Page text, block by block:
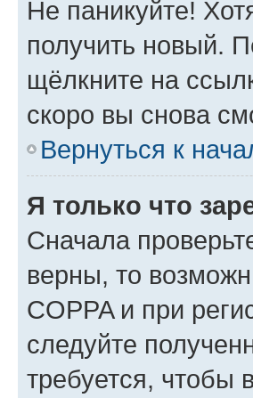
Не паникуйте!
получить новый.
щёлкните на
скоро вы снова
Вернуться к
Я только что
Сначала
верны, то
COPPA и при
следуйте
требуется, чтобы